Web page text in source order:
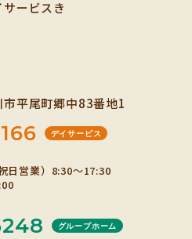
市平尾町郷中83番地1
デイサービス
日営業）8:30～17:30
グループホーム